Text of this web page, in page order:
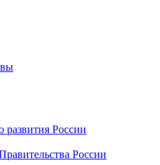
развития России
России